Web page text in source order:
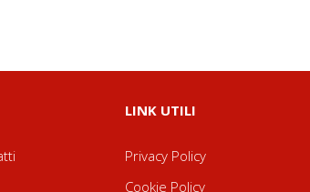
LINK UTILI
Privacy Policy
Cookie Policy